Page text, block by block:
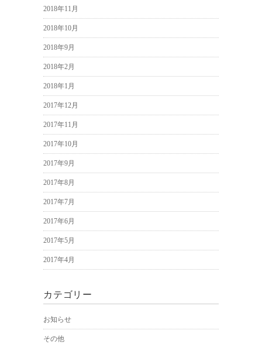
2018年11月
2018年10月
2018年9月
2018年2月
2018年1月
2017年12月
2017年11月
2017年10月
2017年9月
2017年8月
2017年7月
2017年6月
2017年5月
2017年4月
カテゴリー
お知らせ
その他